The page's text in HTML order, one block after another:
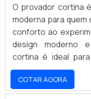
O provador cortina
moderna para quem
conforto ao
design moderno
cortina é ideal
oferece aos clientes
aconchegante para
Além disso, o
COTAR AGORA